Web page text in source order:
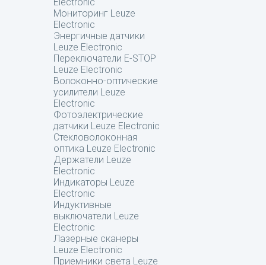
Мониторинг Leuze
Electronic
Энергичные датчики
Leuze Electronic
Переключатели E-STOP
Leuze Electronic
Волоконно-оптические
усилители Leuze
Electronic
Фотоэлектрические
датчики Leuze Electronic
Стекловолоконная
оптика Leuze Electronic
Держатели Leuze
Electronic
Индикаторы Leuze
Electronic
Индуктивные
выключатели Leuze
Electronic
Лазерные сканеры
Leuze Electronic
Приемники света Leuze